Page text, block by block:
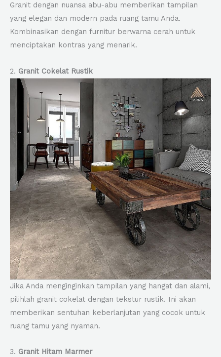
Granit dengan nuansa abu-abu memberikan tampilan
yang elegan dan modern pada ruang tamu Anda.
Kombinasikan dengan furnitur berwarna cerah untuk
menciptakan kontras yang menarik.
2. Granit Cokelat Rustik
Jika Anda menginginkan tampilan yang hangat dan alami,
pilihlah granit cokelat dengan tekstur rustik. Ini akan
memberikan sentuhan keberlanjutan yang cocok untuk
ruang tamu yang nyaman.
3. Granit Hitam Marmer